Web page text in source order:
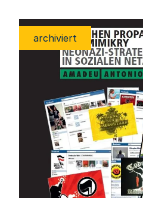
archiviert